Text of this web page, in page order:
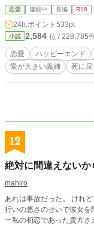
ィープキス以上は無しの
後第二章が増えるかも…書
恋愛 連載中 長編 R18
24h.ポイント 533pt
小説 2,584 位 / 228,785
恋愛 ハッピーエンド
愛が大きい義姉
死に戻
12
絶対に間違えないか
mahiro
あれは事故だった。 けれ
行いの悪さのせいで彼女
ー私の初恋であった貴方